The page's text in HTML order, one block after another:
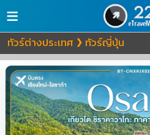
≡
ทัวร์ต่างประเทศ ❯ ทัวร์ญี่ปุ่น